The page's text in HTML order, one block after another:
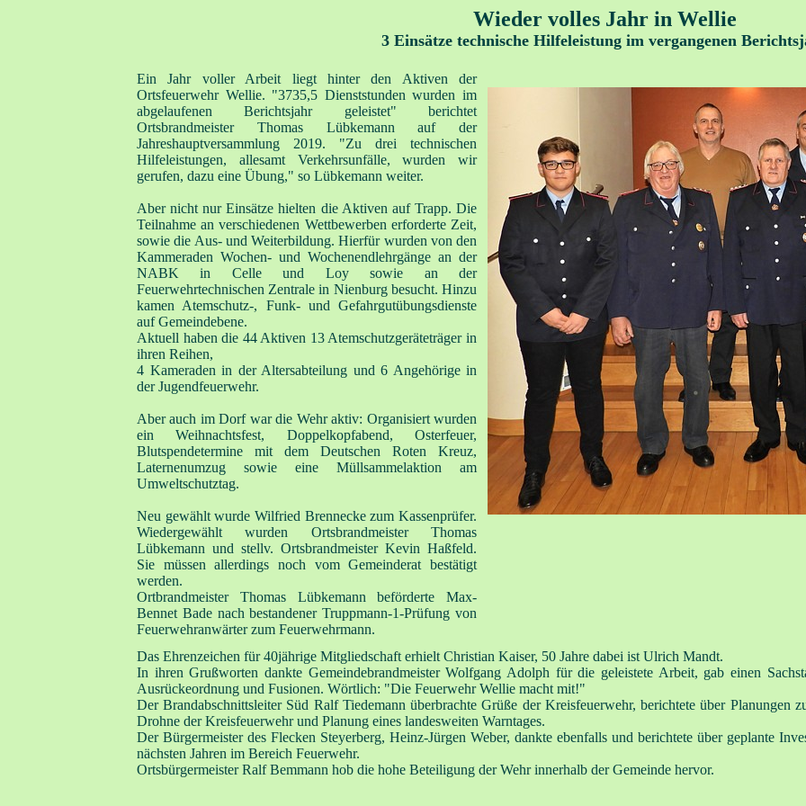
Wieder volles Jahr in Wellie
3 Einsätze technische Hilfeleistung im vergangenen
Ein Jahr voller Arbeit liegt hinter den Aktiven der
Ortsfeuerwehr Wellie. "3735,5 Dienststunden wurden im
abgelaufenen Berichtsjahr geleistet" berichtet
Ortsbrandmeister Thomas Lübkemann auf der
Jahreshauptversammlung 2019. "Zu drei technischen
Hilfeleistungen, allesamt Verkehrsunfälle, wurden wir
gerufen, dazu eine Übung," so Lübkemann weiter.
Aber nicht nur Einsätze hielten die Aktiven auf Trapp. Die
Teilnahme an verschiedenen Wettbewerben erforderte Zeit,
sowie die Aus- und Weiterbildung. Hierfür wurden von den
Kammeraden Wochen- und Wochenendlehrgänge an der
NABK in Celle und Loy sowie an der
Feuerwehrtechnischen Zentrale in Nienburg besucht. Hinzu
kamen Atemschutz-, Funk- und Gefahrgutübungsdienste
auf Gemeindebene.
Aktuell haben die 44 Aktiven 13 Atemschutzgeräteträger in
ihren Reihen,
4 Kameraden in der Altersabteilung und 6 Angehörige in
der Jugendfeuerwehr.
Aber auch im Dorf war die Wehr aktiv: Organisiert wurden
ein Weihnachtsfest, Doppelkopfabend, Osterfeuer,
Blutspendetermine mit dem Deutschen Roten Kreuz,
Laternenumzug sowie eine Müllsammelaktion am
Umweltschutztag.
Neu gewählt wurde Wilfried Brennecke zum Kassenprüfer.
Wiedergewählt wurden Ortsbrandmeister Thomas
Lübkemann und stellv. Ortsbrandmeister Kevin Haßfeld.
Sie müssen allerdings noch vom Gemeinderat bestätigt
werden.
Ortbrandmeister Thomas Lübkemann beförderte Max-
Bennet Bade nach bestandener Truppmann-1-Prüfung von
Feuerwehranwärter zum Feuerwehrmann.
Das Ehrenzeichen für 40jährige Mitgliedschaft erhielt Christian Kaiser, 50 Jahre dabei ist Ulrich Mandt.
In ihren Grußworten dankte Gemeindebrandmeister Wolfgang Adolph für die geleistete Arbeit, gab einen
Ausrückeordnung und Fusionen. Wörtlich: "Die Feuerwehr Wellie macht mit!"
Der Brandabschnittsleiter Süd Ralf Tiedemann überbrachte Grüße der Kreisfeuerwehr, berichtete über Planungen
Drohne der Kreisfeuerwehr und Planung eines landesweiten Warntages.
Der Bürgermeister des Flecken Steyerberg, Heinz-Jürgen Weber, dankte ebenfalls und berichtete über geplante
nächsten Jahren im Bereich Feuerwehr.
Ortsbürgermeister Ralf Bemmann hob die hohe Beteiligung der Wehr innerhalb der Gemeinde hervor.